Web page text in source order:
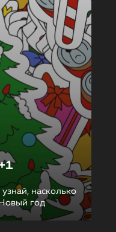
насколько
год